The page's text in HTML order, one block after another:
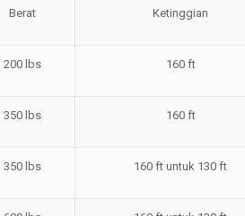
Berat Ketinggian
200 lbs 160 ft
350 lbs 160 ft
350 lbs 160 ft untuk 130 ft